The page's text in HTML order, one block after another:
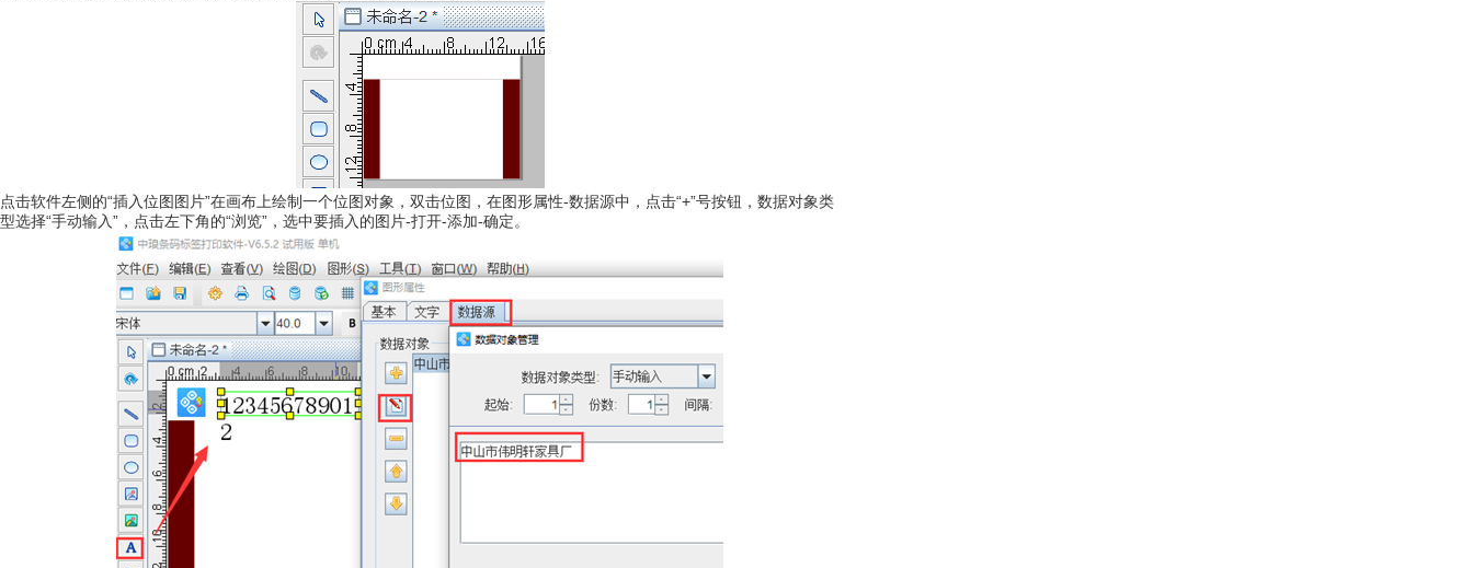
点击软件左侧的“插入位图图片”在画布上绘制一个位图对象，双击位图，在图形属性-数据源中，点击“+”号按钮，数据对象类
型选择“手动输入”，点击左下角的“浏览”，选中要插入的图片-打开-添加-确定。